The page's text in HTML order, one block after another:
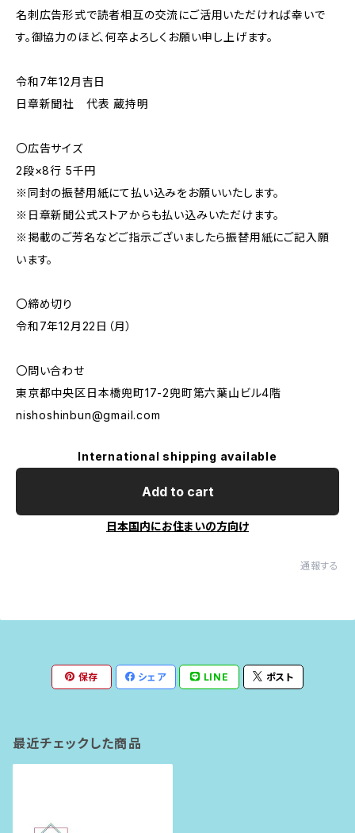
名刺広告形式で読者相互の交流にご活用いただければ幸いで
す。御協力のほど、何卒よろしくお願い申し上げます。
令和7年12月吉日
日章新聞社 代表 蔵持明
〇広告サイズ
2段×8行 5千円
※同封の振替用紙にて払い込みをお願いいたします。
※日章新聞公式ストアからも払い込みいただけます。
※掲載のご芳名などご指示ございましたら振替用紙にご記入願
います。
〇締め切り
令和7年12月22日（月）
〇問い合わせ
東京都中央区日本橋兜町17-2兜町第六葉山ビル4階
nishoshinbun@gmail.com
International shipping available
Add to cart
日本国内にお住まいの方向け
通報する
保存 シェア LINE ポスト
最近チェックした商品